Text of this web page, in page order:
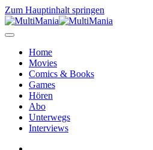
Zum Hauptinhalt springen
Home
Movies
Comics & Books
Games
Hören
Abo
Unterwegs
Interviews